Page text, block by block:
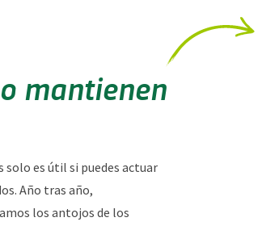
mantienen
es útil si puedes actuar
Año tras año,
los antojos de los